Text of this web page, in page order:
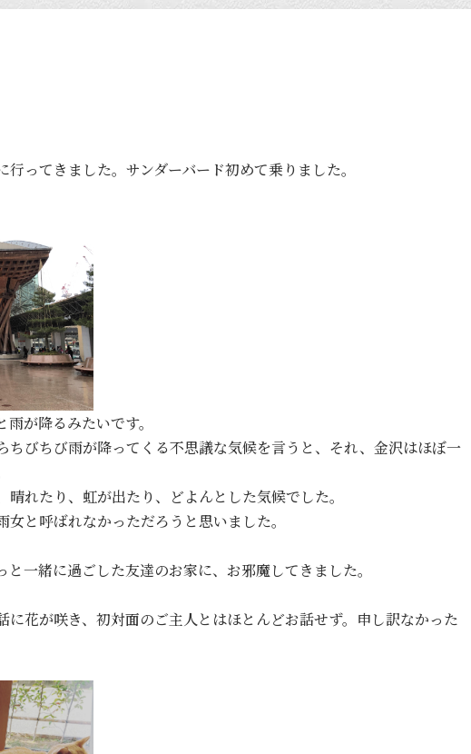
ってきました。サンダーバード初めて乗りました。
が降るみたいです。
ちびちび雨が降ってくる不思議な気候を言うと、それ、金沢はほぼ一
れたり、虹が出たり、どよんとした気候でした。
と呼ばれなかっただろうと思いました。
一緒に過ごした友達のお家に、お邪魔してきました。
に花が咲き、初対面のご主人とはほとんどお話せず。申し訳なかった